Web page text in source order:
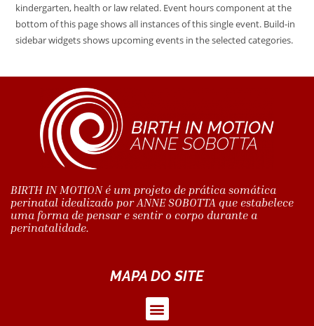
kindergarten, health or law related. Event hours component at the
bottom of this page shows all instances of this single event. Build-in
sidebar widgets shows upcoming events in the selected categories.
BIRTH IN MOTION é um projeto de prática somática
perinatal idealizado por ANNE SOBOTTA que estabelece
uma forma de pensar e sentir o corpo durante a
perinatalidade.
MAPA DO SITE